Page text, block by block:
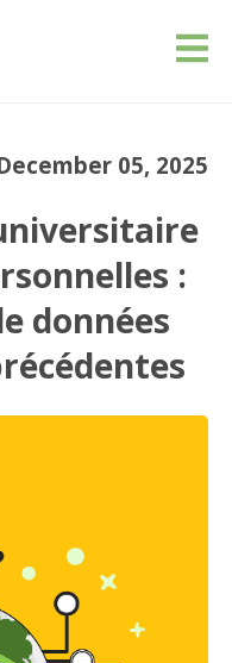
05, 2025
:
données